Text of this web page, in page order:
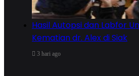
Hasil Autopsi dan Labfor
Kematian dr. Alex di Siak
3 hari ago